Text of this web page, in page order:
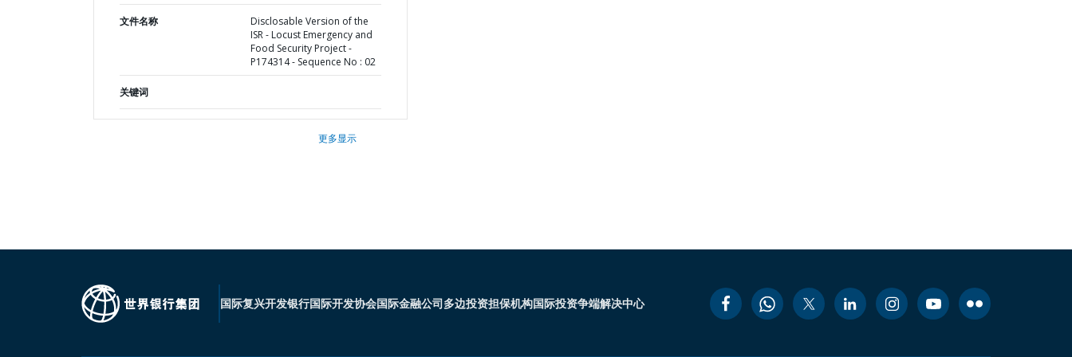
文件名称
Disclosable Version of the
ISR - Locust Emergency and
Food Security Project -
P174314 - Sequence No : 02
关键词
更多显示
国际复兴开发银行国际开发协会国际金融公司多边投资担保机构国际投资争端解决中心